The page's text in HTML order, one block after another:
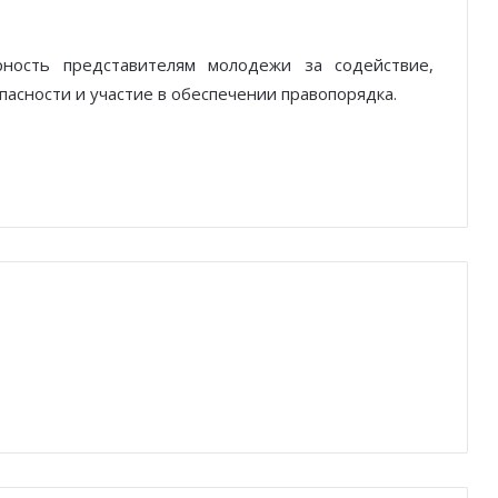
представителям молодежи за содействие,
и участие в обеспечении правопорядка.